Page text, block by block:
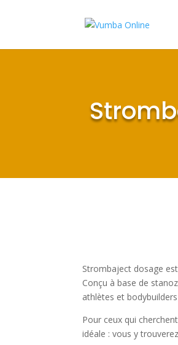
Strombaject dosage
Conçu à base de
athlètes et
Pour ceux qui
idéale : vous y